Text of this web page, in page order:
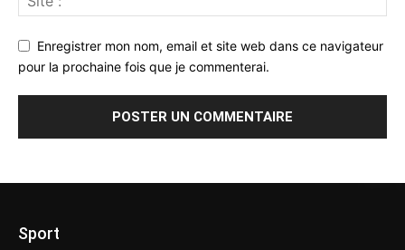
Enregistrer mon nom, email et site web dans ce navigateur
pour la prochaine fois que je commenterai.
Sport